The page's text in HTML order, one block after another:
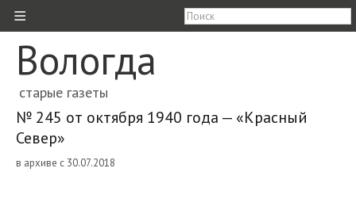
≡
Вологда
старые газеты
№ 245 от октября 1940 года — «Красный
Север»
в архиве с 30.07.2018